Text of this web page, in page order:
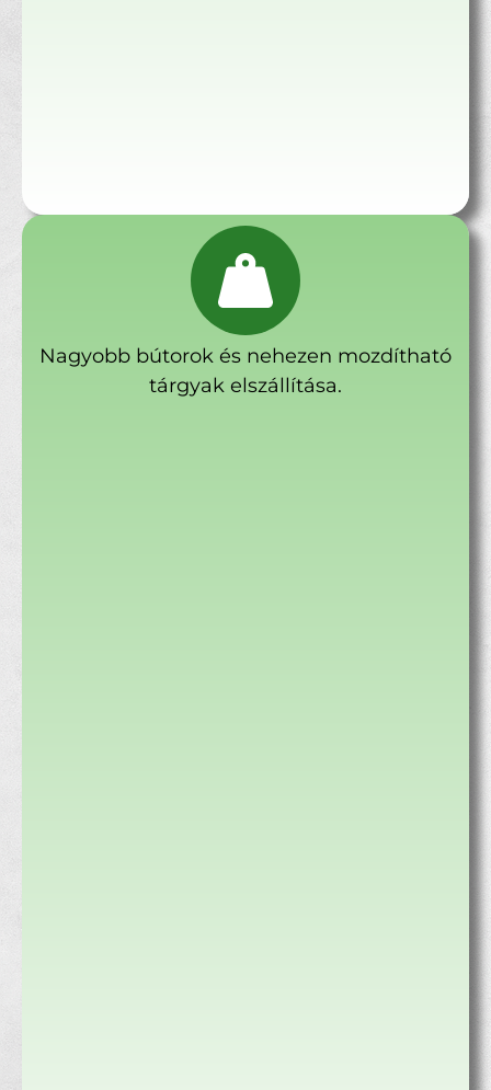
Nagyobb bútorok és nehezen mozdítható
tárgyak elszállítása.